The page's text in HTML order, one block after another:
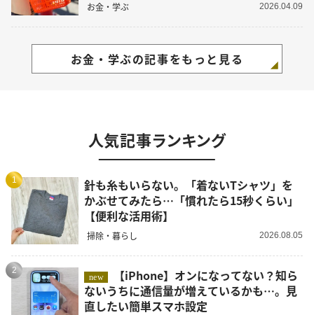
お金・学ぶ 2026.04.09
お金・学ぶの記事をもっと見る
人気記事ランキング
1
針も糸もいらない。「着ないTシャツ」を
かぶせてみたら…「慣れたら15秒くらい」
【便利な活用術】
掃除・暮らし 2026.08.05
2
new
ないうちに通信量が増えているかも…。見
直したい簡単スマホ設定